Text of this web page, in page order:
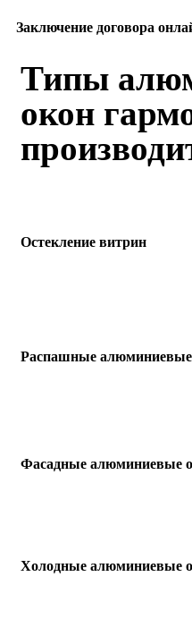
Заключение договора
Типы
окон
Остекление витрин
Распашные алюминиевые
Фасадные алюминиевые
Холодные алюминиевые